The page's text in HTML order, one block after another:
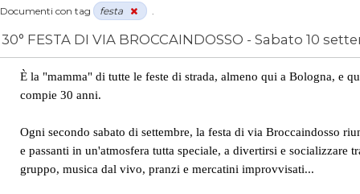
Elementi Navigazione
News / festa
Documenti con tag festa
30° FESTA DI VIA BROCCAINDOSSO - Sabato 10
È la "mamma" di tutte le feste di strada, almeno qui a Bologna, e
compie 30 anni.
Ogni secondo sabato di settembre, la festa di via Broccaindosso
e passanti in un'atmosfera tutta speciale, a divertirsi e socializzare
gruppo, musica dal vivo, pranzi e mercatini improvvisati...